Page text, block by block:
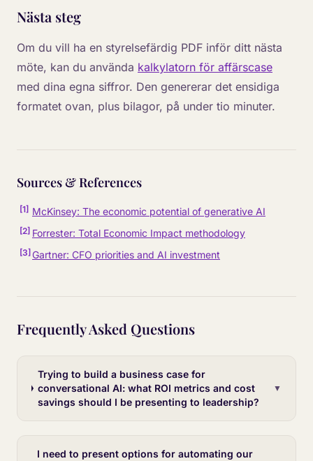
Nästa steg
Om du vill ha en styrelsefärdig PDF inför ditt nästa
möte, kan du använda kalkylatorn för affärscase
med dina egna siffror. Den genererar det ensidiga
formatet ovan, plus bilagor, på under tio minuter.
Sources & References
[1] McKinsey: The economic potential of generative AI
[2] Forrester: Total Economic Impact methodology
[3] Gartner: CFO priorities and AI investment
Frequently Asked Questions
Trying to build a business case for
conversational AI: what ROI metrics and cost
savings should I be presenting to leadership?
▼
I need to present options for automating our